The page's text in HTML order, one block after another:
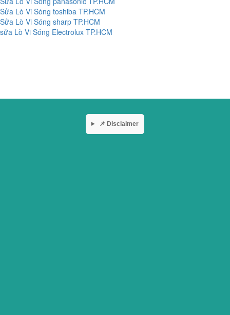
Sửa Lò Vi Sóng toshiba TP.HCM
Sửa Lò Vi Sóng sharp TP.HCM
sửa Lò Vi Sóng Electrolux TP.HCM
📌 Disclaimer